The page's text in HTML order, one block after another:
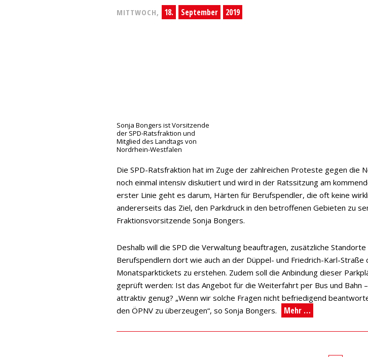
MITTWOCH, 18. September 2019
Sonja Bongers ist Vorsitzende
der SPD-Ratsfraktion und
Mitglied des Landtags von
Nordrhein-Westfalen
Die SPD-Ratsfraktion hat im Zuge der zahlreichen Proteste gegen die
noch einmal intensiv diskutiert und wird in der Ratssitzung am
erster Linie geht es darum, Härten für Berufspendler, die oft keine
andererseits das Ziel, den Parkdruck in den betroffenen Gebieten zu
Fraktionsvorsitzende Sonja Bongers.
Deshalb will die SPD die Verwaltung beauftragen, zusätzliche
Berufspendlern dort wie auch an der Düppel- und Friedrich-Karl-
Monatsparktickets zu erstehen. Zudem soll die Anbindung dieser
geprüft werden: Ist das Angebot für die Weiterfahrt per Bus und Bahn
attraktiv genug? „Wenn wir solche Fragen nicht befriedigend
den ÖPNV zu überzeugen“, so Sonja Bongers.
Mehr …